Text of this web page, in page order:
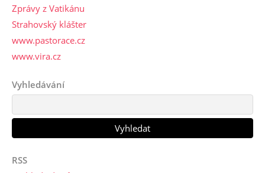
Zprávy z Vatikánu
Strahovský klášter
www.pastorace.cz
www.vira.cz
Vyhledávání
RSS